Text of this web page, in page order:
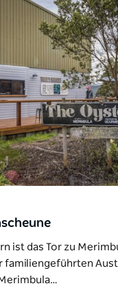
ist das Tor zu
familiengeführten